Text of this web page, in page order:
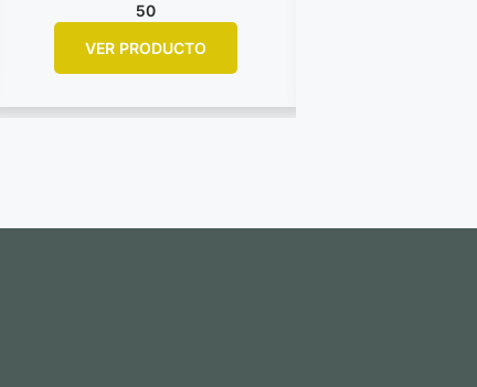
50
VER PRODUCTO